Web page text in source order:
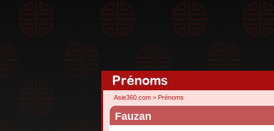
Prénoms
Asie360.com > Prénoms
Fauzan